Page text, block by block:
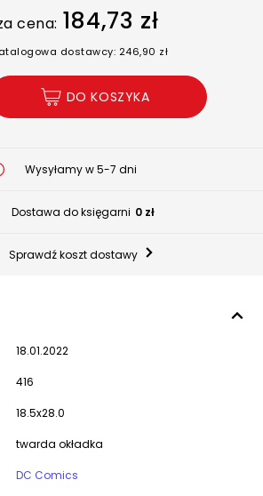
cena: 184,73 zł
dostawcy: 246,90 zł
DO KOSZYKA
Wysyłamy w 5-7 dni
Dostawa do księgarni 0 zł
Sprawdź koszt dostawy
18.01.2022
416
18.5x28.0
twarda okładka
DC Comics